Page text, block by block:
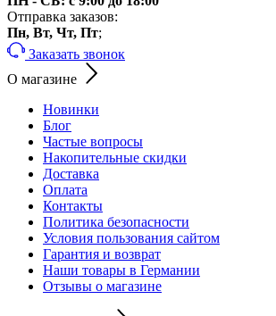
Отправка заказов:
Пн, Вт, Чт, Пт;
Заказать звонок
О магазине
Новинки
Блог
Частые вопросы
Накопительные скидки
Доставка
Оплата
Контакты
Политика безопасности
Условия пользования сайтом
Гарантия и возврат
Наши товары в Германии
Отзывы о магазине